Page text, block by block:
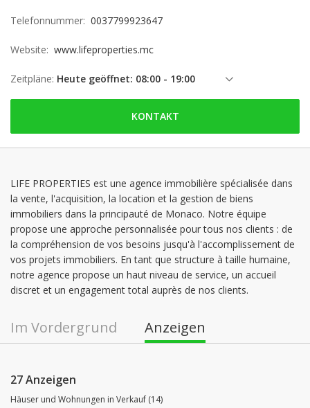
Telefonnummer: 0037799923647
Website: www.lifeproperties.mc
Zeitpläne: Heute geöffnet: 08:00 - 19:00
Freitag: 08:00 - 19:00
Samstag: 08:00 - 12:00
Dienstag: 08:00 - 19:00
Mittwoch: 08:00 - 19:00
Donnerstag: 08:00 - 19:00
KONTAKT
LIFE PROPERTIES est une agence immobilière spécialisée dans
la vente, l'acquisition, la location et la gestion de biens
immobiliers dans la principauté de Monaco. Notre équipe
propose une approche personnalisée pour tous nos clients : de
la compréhension de vos besoins jusqu'à l'accomplissement de
vos projets immobiliers. En tant que structure à taille humaine,
notre agence propose un haut niveau de service, un accueil
discret et un engagement total auprès de nos clients.
Im Vordergrund Anzeigen
27 Anzeigen
Häuser und Wohnungen in Verkauf (14)